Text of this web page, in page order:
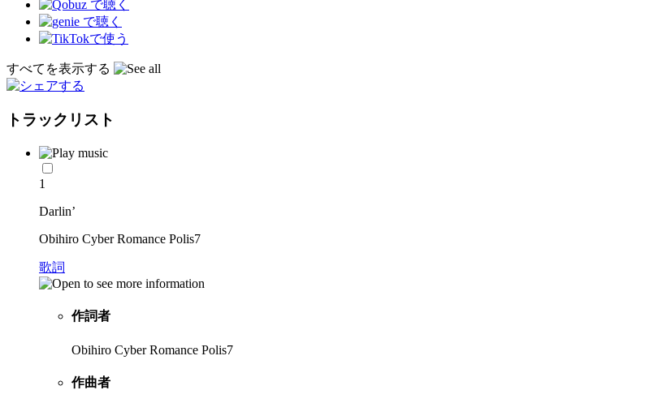
すべてを表示する
トラックリスト
1
Darlin’
Obihiro Cyber Romance Polis7
歌詞
作詞者
Obihiro Cyber Romance Polis7
作曲者